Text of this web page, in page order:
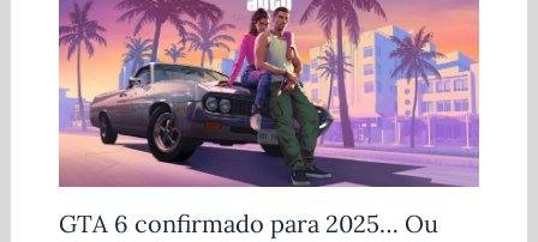
GTA 6 confirmado para 2025… Ou